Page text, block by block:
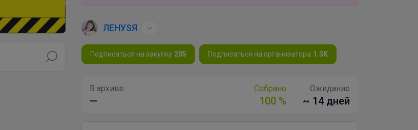
ЛЕНУSЯ
Подписаться на закупку 205 Подписаться на организатора 1.3K
В архиве
—
Собрано
100 %
Ожидание
~ 14 дней